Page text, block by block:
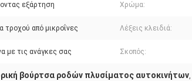
εξάρτηση Χρώμα:
τροχού από μικροΐνες Λέξεις κλειδιά:
με τις ανάγκες σας Σκοπός:
βούρτσα ροδών πλυσίματος αυτοκινήτων,